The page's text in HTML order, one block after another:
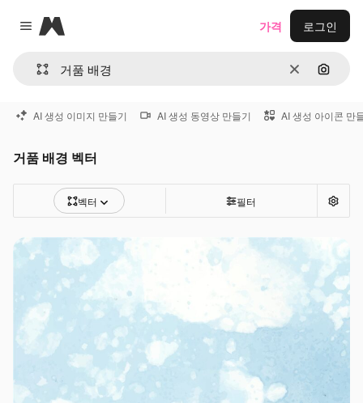
Close menu
Magnific
지우기이미지
가격 로그인
AI 생성 이미지 만들기 AI 생성 동영상 만들기 AI 생성 아이콘 만
거품 배경 벡터
벡터 필터